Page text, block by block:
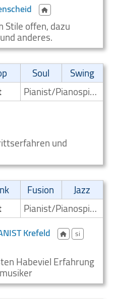
Stile offen, dazu
anderes.
Soul
Swing
Pianist/Pianospieler
und
Fusion
Jazz
Pianist/Pianospieler
Krefeld
si
Habeviel Erfahrung